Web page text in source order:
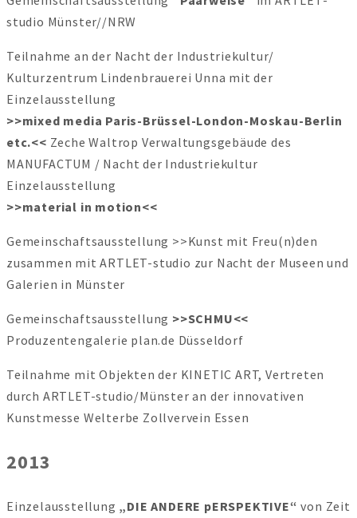
studio Münster//NRW
Teilnahme an der Nacht der Industriekultur/
Kulturzentrum Lindenbrauerei Unna mit der
Einzelausstellung
>>mixed media Paris-Brüssel-London-Moskau-Berlin
etc.<< Zeche Waltrop Verwaltungsgebäude des
MANUFACTUM / Nacht der Industriekultur
Einzelausstellung
>>material in motion<<
Gemeinschaftsausstellung >>Kunst mit Freu(n)den
zusammen mit ARTLET-studio zur Nacht der Museen und
Galerien in Münster
Gemeinschaftsausstellung >>SCHMU<<
Produzentengalerie plan.de Düsseldorf
Teilnahme mit Objekten der KINETIC ART, Vertreten
durch ARTLET-studio/Münster an der innovativen
Kunstmesse Welterbe Zollvervein Essen
2013
Einzelausstellung „DIE ANDERE pERSPEKTIVE“ von Zeit